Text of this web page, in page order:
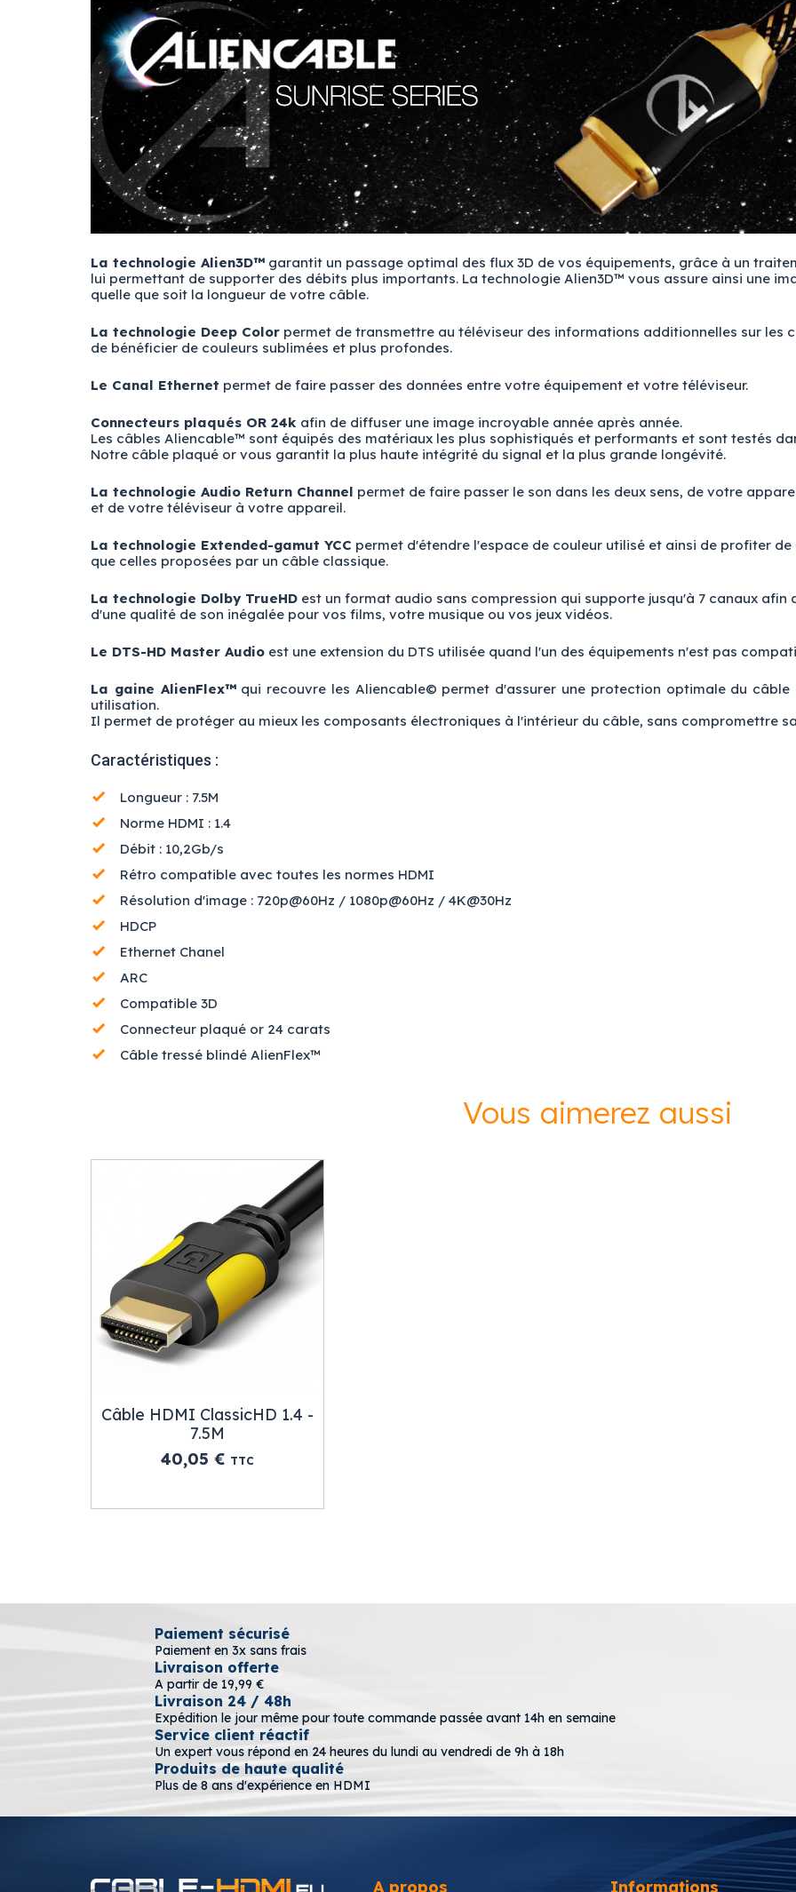
La technologie Alien3D™ garantit un passage optimal des flux 3D de vos équipements, grâce à un
lui permettant de supporter des débits plus importants. La technologie Alien3D™ vous assure ainsi une
quelle que soit la longueur de votre câble.
La technologie Deep Color permet de transmettre au téléviseur des informations additionnelles sur les
de bénéficier de couleurs sublimées et plus profondes.
Le Canal Ethernet permet de faire passer des données entre votre équipement et votre téléviseur.
Connecteurs plaqués OR 24k afin de diffuser une image incroyable année après année.
Les câbles Aliencable™ sont équipés des matériaux les plus sophistiqués et performants et sont testés
Notre câble plaqué or vous garantit la plus haute intégrité du signal et la plus grande longévité.
La technologie Audio Return Channel permet de faire passer le son dans les deux sens, de votre
et de votre téléviseur à votre appareil.
La technologie Extended-gamut YCC permet d'étendre l'espace de couleur utilisé et ainsi de profiter de
que celles proposées par un câble classique.
La technologie Dolby TrueHD est un format audio sans compression qui supporte jusqu'à 7 canaux afin
d'une qualité de son inégalée pour vos films, votre musique ou vos jeux vidéos.
Le DTS-HD Master Audio est une extension du DTS utilisée quand l'un des équipements n'est pas
La gaine AlienFlex™qui recouvre les Aliencable© permet d'assurer une protection optimale du
utilisation.
Il permet de protéger au mieux les composants électroniques à l'intérieur du câble, sans compromettre
Caractéristiques :
Longueur : 7.5M
Norme HDMI : 1.4
Débit : 10,2Gb/s
Rétro compatible avec toutes les normes HDMI
Résolution d'image : 720p@60Hz / 1080p@60Hz / 4K@30Hz
HDCP
Ethernet Chanel
ARC
Compatible 3D
Connecteur plaqué or 24 carats
Câble tressé blindé AlienFlex™
Vous aimerez aussi
Câble HDMI ClassicHD 1.4 -
7.5M
Prix
40,05 € TTC
Paiement sécurisé
Paiement en 3x sans frais
Livraison offerte
A partir de 19,99 €
Livraison 24 / 48h
Expédition le jour même pour toute commande passée avant 14h en semaine
Service client réactif
Un expert vous répond en 24 heures du lundi au vendredi de 9h à 18h
Produits de haute qualité
Plus de 8 ans d'expérience en HDMI
A propos Informations